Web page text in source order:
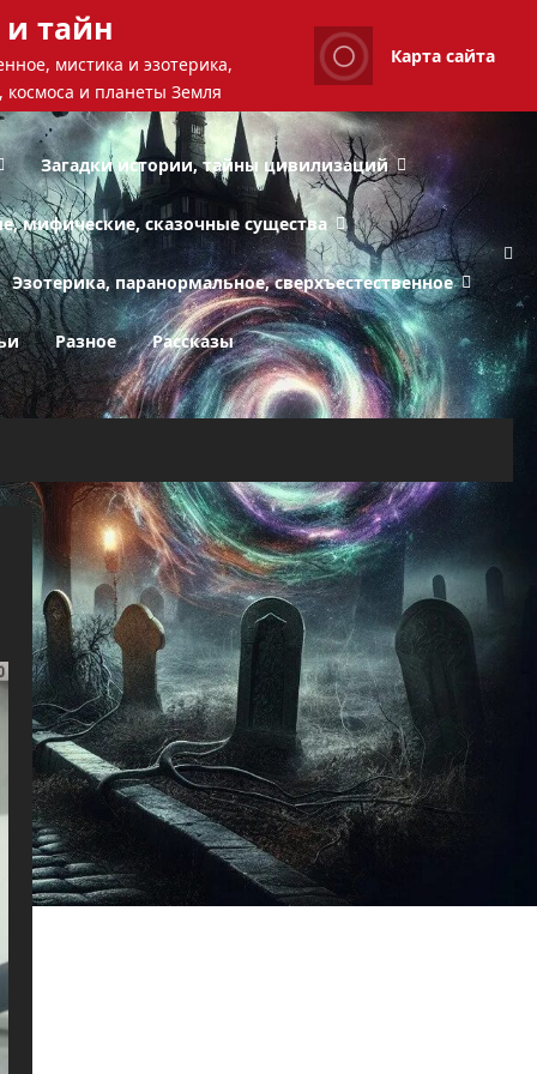
тайн
мистика и эзотерика,
космоса и планеты Земля
Карта сайта
Загадки истории, тайны цивилизаций
мифические, сказочные существа
Эзотерика, паранормальное, сверхъестественное
Разное Рассказы